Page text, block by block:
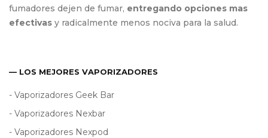
fumadores dejen de fumar, entregando opciones mas
efectivas y radicalmente menos nociva para la salud.
— LOS MEJORES VAPORIZADORES
- Vaporizadores Geek Bar
- Vaporizadores Nexbar
- Vaporizadores Nexpod